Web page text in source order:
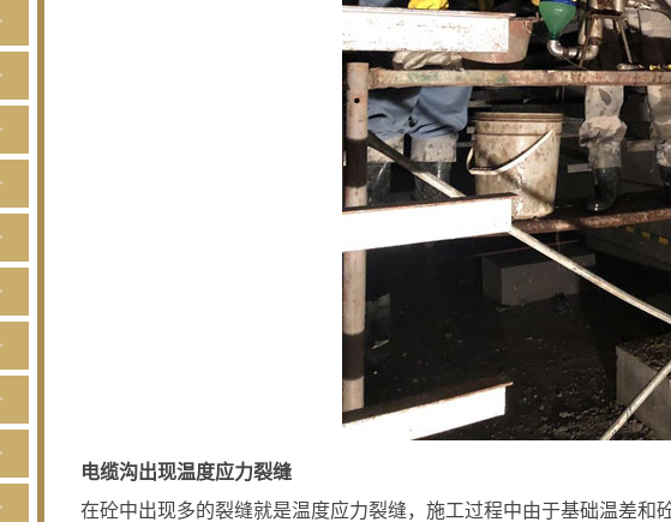
电缆沟出现温度应力裂缝
在砼中出现多的裂缝就是温度应力裂缝，施工过程中由于基础温差